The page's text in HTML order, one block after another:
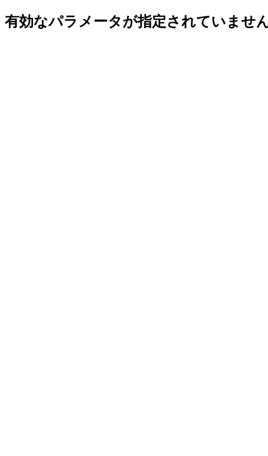
有効なパラメータが指定されていませ